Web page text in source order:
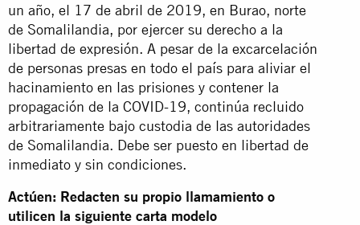
un año, el 17 de abril de 2019, en Burao, norte
de Somalilandia, por ejercer su derecho a la
libertad de expresión. A pesar de la excarcelación
de personas presas en todo el país para aliviar el
hacinamiento en las prisiones y contener la
propagación de la COVID-19, continúa recluido
arbitrariamente bajo custodia de las autoridades
de Somalilandia. Debe ser puesto en libertad de
inmediato y sin condiciones.
Actúen: Redacten su propio llamamiento o
utilicen la siguiente carta modelo